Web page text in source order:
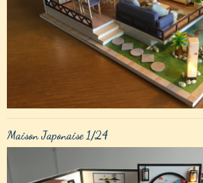
Maison Japonaise 1/24